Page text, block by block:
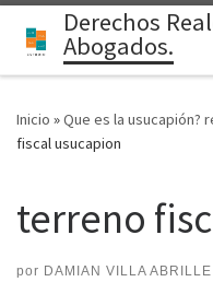
Saltar al contenido
Derechos
Abogados.
Inicio »Que es la usucapión?
fiscal usucapion
terreno
por DAMIAN VILLA